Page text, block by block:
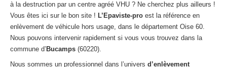
Centre
agréé VHU 77 : casse auto avec destruction
Centreagréé VHU 78 : casse auto avec destruction
Centreagréé VHU 91 : casse auto avec destruction
à la destruction par un centre agréé VHU ? Ne cherchez plus ailleurs !
Vous êtes ici sur le bon site ! L’Epaviste-pro est la référence en
enlèvement de véhicule hors usage, dans le département Oise 60.
Nous pouvons intervenir rapidement si vous vous trouvez dans la
commune d’ Bucamps (60220).
Nous sommes un professionnel dans l’univers d’enlèvement